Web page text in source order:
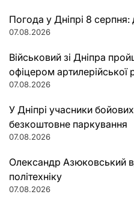
Погода у Дніпрі 8
07.08.2026
Військовий зі Дніпра
офіцером артилерійської
07.08.2026
У Дніпрі учасники
безкоштовне паркування
07.08.2026
Олександр Азюковський
політехніку
07.08.2026